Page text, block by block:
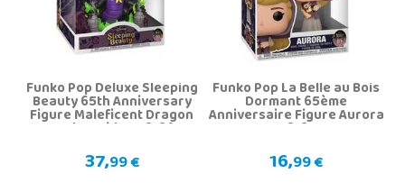
Funko Pop Deluxe Sleeping
Beauty 65th Anniversary
Figure Maleficent Dragon
on the Bridge 78180
37,99 €
Funko Pop La Belle au Bois
Dormant 65ème
Anniversaire Figure Aurora
78181
16,99 €